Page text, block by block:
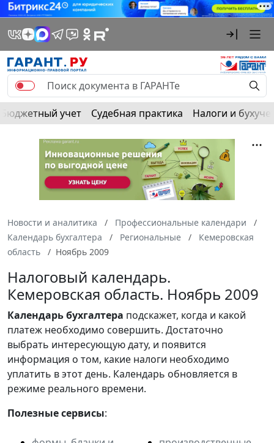
Бюджетный учет Судебная практика Налоги и
Новости и аналитика
Профессиональные календари
Календарь бухгалтера
Региональные
Кемеровская
область
Ноябрь 2009
Налоговый календарь.
Кемеровская область. Ноябрь 2009
Календарьбухгалтера подскажет, когда и какой
платеж необходимо совершить. Достаточно
выбрать интересующую дату, и появится
информация о том, какие налоги необходимо
уплатить в этот день. Календарь обновляется в
режиме реального времени.
Полезные сервисы: